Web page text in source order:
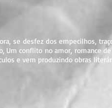
se desfez dos empecilhos,
Um conflito no amor, romance
e vem produzindo obras